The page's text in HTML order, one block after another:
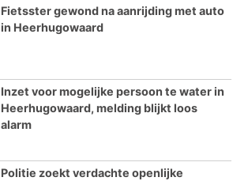
Fietsster gewond na aanrijding met auto
in Heerhugowaard
Inzet voor mogelijke persoon te water in
Heerhugowaard, melding blijkt loos
alarm
Politie zoekt verdachte openlijke